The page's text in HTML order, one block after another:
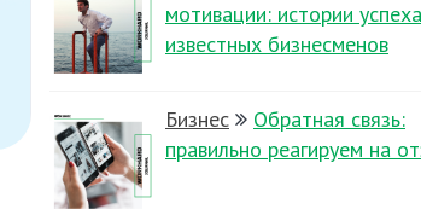
мотивации: истории успеха
известных бизнесменов
Бизнес
Обратная связь:
правильно реагируем на